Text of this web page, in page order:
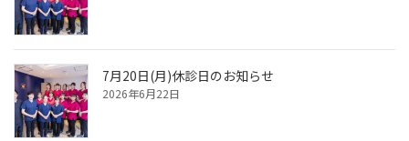
7月20日(月)休診日のお知らせ
2026年6月22日